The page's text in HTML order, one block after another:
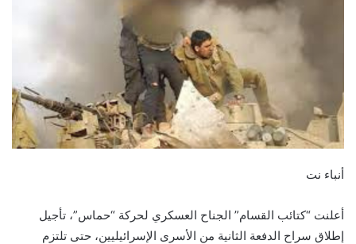
أنباء نت
أعلنت “كتائب القسام” الجناح العسكري لحركة “حماس”، تأجيل
إطلاق سراح الدفعة الثانية من الأسرى الإسرائيليين، حتى تلتزم